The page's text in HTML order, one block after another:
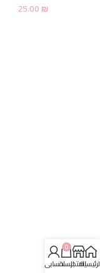
25.00₪
المتجر
0
السلةحسابي